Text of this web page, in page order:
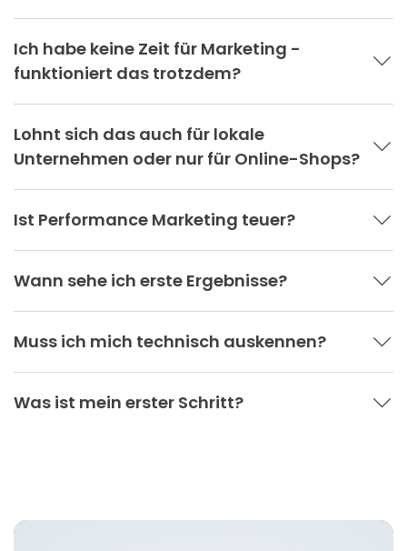
Ich habe keine Zeit für Marketing -
funktioniert das trotzdem?
Lohnt sich das auch für lokale
Unternehmen oder nur für Online-Shops?
Ist Performance Marketing teuer?
Wann sehe ich erste Ergebnisse?
Muss ich mich technisch auskennen?
Was ist mein erster Schritt?